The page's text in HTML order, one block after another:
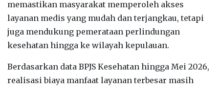
memastikan masyarakat memperoleh akses
layanan medis yang mudah dan terjangkau, tetapi
juga mendukung pemerataan perlindungan
kesehatan hingga ke wilayah kepulauan.
‎Berdasarkan data BPJS Kesehatan hingga Mei 2026,
realisasi biaya manfaat layanan terbesar masih